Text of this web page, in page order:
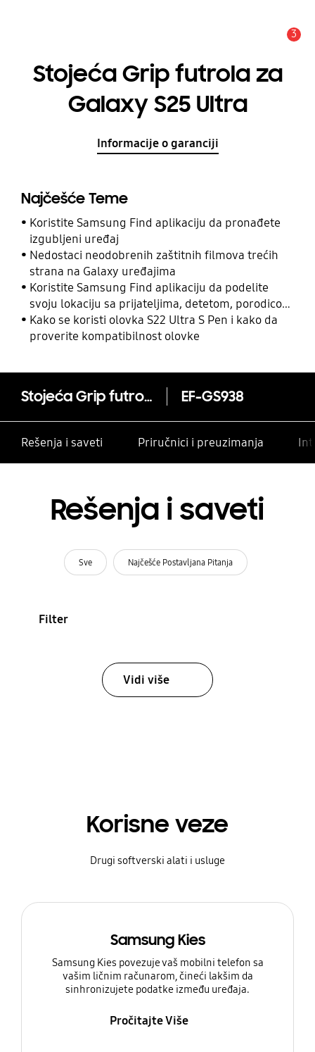
3
Stojeća Grip futrola za
Galaxy S25 Ultra
Informacije o garanciji
Najčešće Teme
Koristite Samsung Find aplikaciju da pronađete
izgubljeni uređaj
Nedostaci neodobrenih zaštitnih filmova trećih
strana na Galaxy uređajima
Koristite Samsung Find aplikaciju da podelite
svoju lokaciju sa prijateljima, detetom, porodicom
i drugim kontaktima
Kako se koristi olovka S22 Ultra S Pen i kako da
proverite kompatibilnost olovke
Stojeća Grip futrola za Galaxy S25 Ultra EF-GS938
Rešenja i saveti Priručnici i preuzimanja
Rešenja i saveti
Sve Najčešće Postavljana Pitanja
Filter
Vidi više
Korisne veze
Drugi softverski alati i usluge
Samsung Kies
Samsung Kies povezuje vaš mobilni telefon sa
vašim ličnim računarom, čineći lakšim da
sinhronizujete podatke između uređaja.
Pročitajte Više